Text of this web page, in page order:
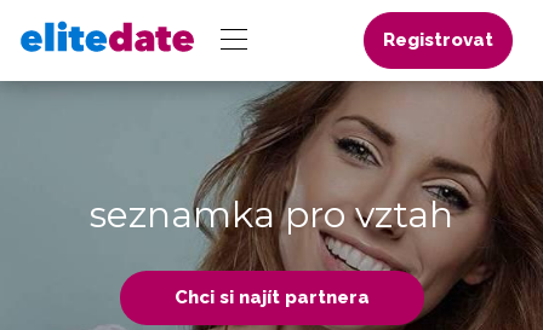
Registrovat
seznamka pro vztah
Chci si najít partnera